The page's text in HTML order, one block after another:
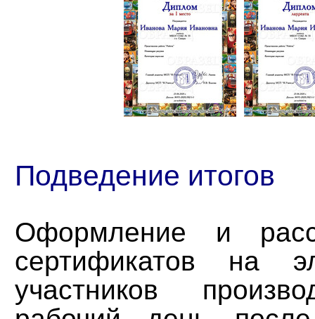
Подведение итогов
Оформление и
сертификатов на
участников